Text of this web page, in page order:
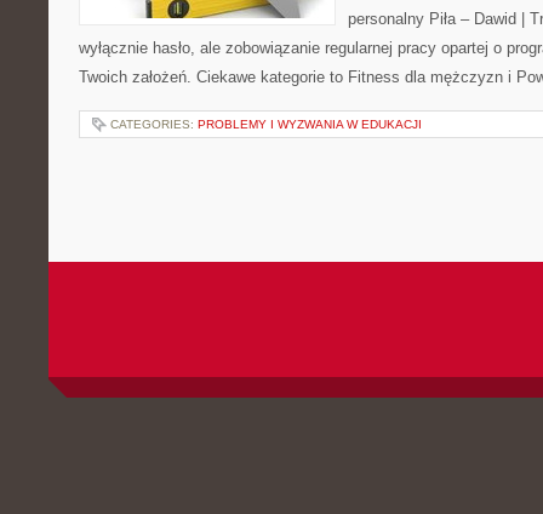
personalny Piła – Dawid |
wyłącznie hasło, ale zobowiązanie regularnej pracy opartej o
Twoich założeń. Ciekawe kategorie to Fitness dla mężczyzn i
CATEGORIES: PROBLEMY I WYZWANIA W EDUKACJI